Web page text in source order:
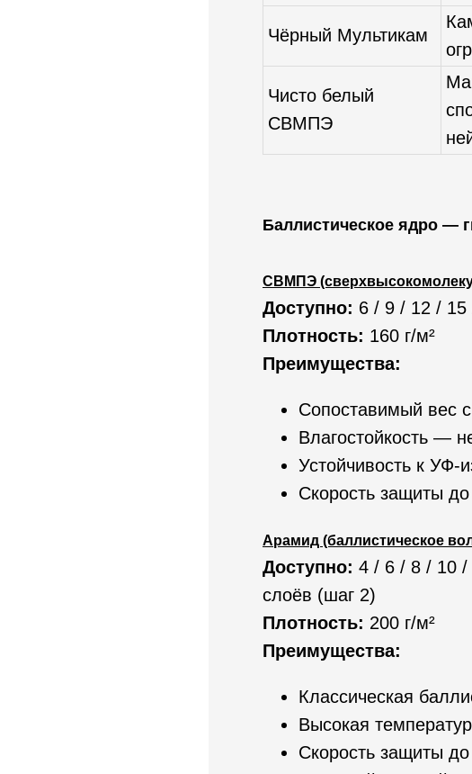
Чёрный Мультикам
Чисто белый
СВМПЭ
Баллистическое ядро —
СВМПЭ
Доступно: 6 / 9 / 12 /
Плотность: 160 г/м²
Преимущества:
Сопоставимый вес
Влагостойкость —
Устойчивость к УФ-
Скорость защиты до
Арамид (баллистическое
Доступно: 4 / 6 / 8 / 10
слоёв (шаг 2)
Плотность: 200 г/м²
Преимущества:
Классическая
Высокая
Скорость защиты